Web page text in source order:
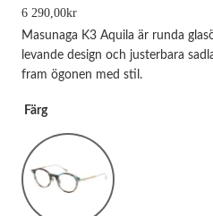
6 290,00kr
Masunaga K3 Aquila är runda
levande design och justerbara
fram ögonen med stil.
Färg
Dessa kakor
välja bort.
De behövs
för att
hemsidan
över huvud